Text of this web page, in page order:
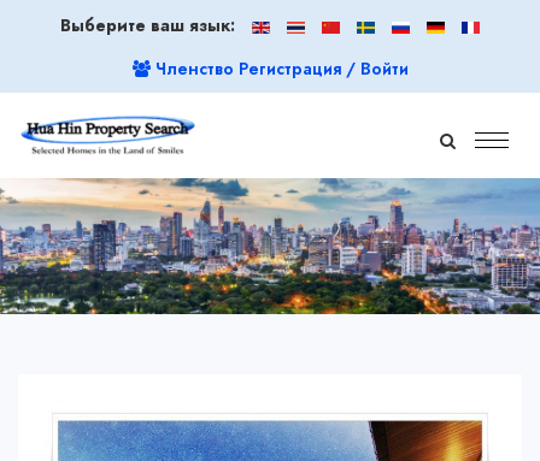
Выберите ваш язык:
Членство Регистрация / Войти